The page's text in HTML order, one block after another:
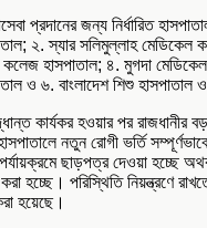
প্রদানের জন্য নির্ধারিত
২. স্যার সলিমুল্লাহ মেডিকেল
কলেজ হাসপাতাল; ৪. মুগদা
ও ৬. বাংলাদেশ শিশু হাসপাতাল
কার্যকর হওয়ার পর রাজধানীর
নতুন রোগী ভর্তি
পর্যায়ক্রমে ছাড়পত্র দেওয়া হচ্ছে
হচ্ছে। পরিস্থিতি নিয়ন্ত্রণে
হয়েছে।